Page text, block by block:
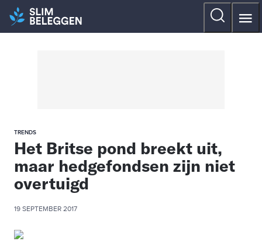
TRENDS
Het Britse pond breekt uit,
maar hedgefondsen zijn niet
overtuigd
19 SEPTEMBER 2017